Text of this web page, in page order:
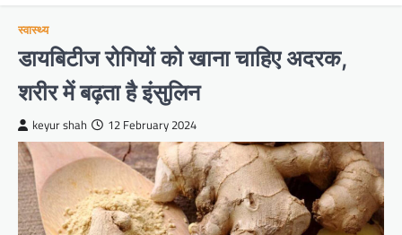
स्वास्थ्य
डायबिटीज रोगियों को खाना चाहिए अदरक,
शरीर में बढ़ता है इंसुलिन
keyur shah 12 February 2024